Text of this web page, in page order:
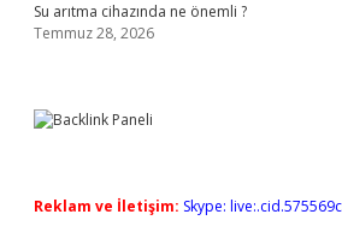
Su arıtma cihazında ne önemli ?
Temmuz 28, 2026
Reklam ve İletişim: Skype: